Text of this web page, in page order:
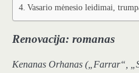
Vasario mėnesio leidimai,
Renovacija: romanas
Kenanas Orhanas („Farrar“,